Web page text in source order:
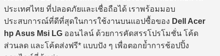
ประเทศไทย ที่ปลอดภัยและเชื่อถือได้ เราพร้อมมอบ
ประสบการณ์ที่ดีที่สุดในการใช้งานบนแอปซื้อของ Dell Acer
hp Asus Msi LG ออนไลน์ ด้วยการคัดสรรโปรโมชั่น โค้ด
ส่วนลด และโค้ดส่งฟรี* แบบปัง ๆ เพื่อตอกย้ำการช้อปปิ้ง